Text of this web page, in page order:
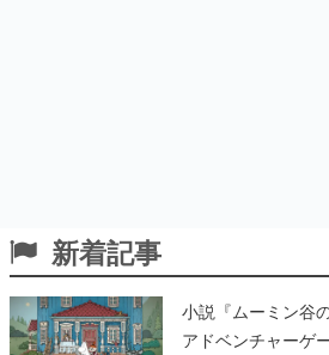
新着記事
小説『ムーミン谷
アドベンチャーゲ